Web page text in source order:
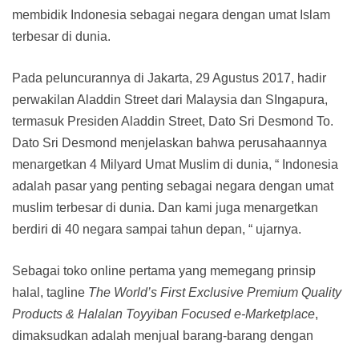
membidik Indonesia sebagai negara dengan umat Islam
terbesar di dunia.
Pada peluncurannya di Jakarta, 29 Agustus 2017, hadir
perwakilan Aladdin Street dari Malaysia dan SIngapura,
termasuk Presiden Aladdin Street, Dato Sri Desmond To.
Dato Sri Desmond menjelaskan bahwa perusahaannya
menargetkan 4 Milyard Umat Muslim di dunia, “ Indonesia
adalah pasar yang penting sebagai negara dengan umat
muslim terbesar di dunia. Dan kami juga menargetkan
berdiri di 40 negara sampai tahun depan, “ ujarnya.
Sebagai toko online pertama yang memegang prinsip
halal, tagline The World’s First Exclusive Premium Quality
Products & Halalan Toyyiban Focused e-Marketplace,
dimaksudkan adalah menjual barang-barang dengan